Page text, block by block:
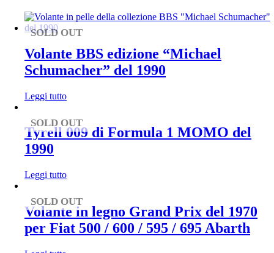
SOLD OUT
Volante BBS edizione “Michael
Schumacher” del 1990
Leggi tutto
SOLD OUT
Tyrell 009 di Formula 1 MOMO del
1990
Leggi tutto
SOLD OUT
Volante in legno Grand Prix del 1970
per Fiat 500 / 600 / 595 / 695 Abarth